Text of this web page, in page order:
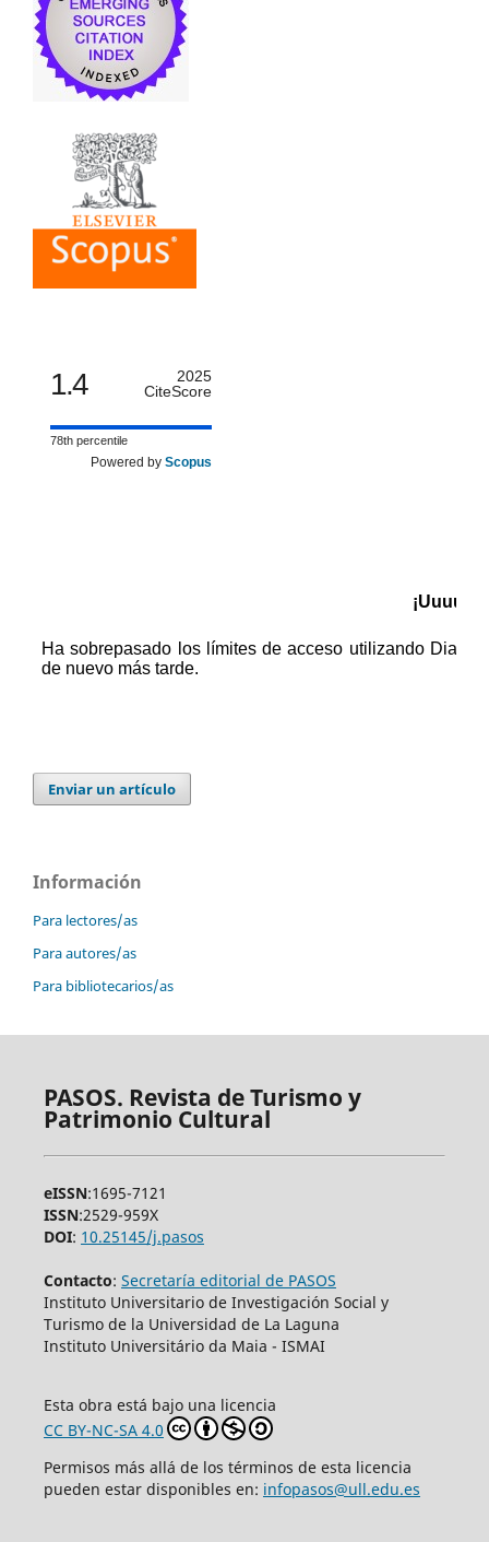
1.4
2025
CiteScore
78th percentile
Powered by Scopus
Enviar un artículo
Información
Para lectores/as
Para autores/as
Para bibliotecarios/as
PASOS. Revista de Turismo y
Patrimonio Cultural
eISSN:1695-7121
ISSN:2529-959X
DOI: 10.25145/j.pasos
Contacto: Secretaría editorial de PASOS
Instituto Universitario de Investigación Social y
Turismo de la Universidad de La Laguna
Instituto Universitário da Maia - ISMAI
Esta obra está bajo una licencia
CC BY-NC-SA 4.0
Permisos más allá de los términos de esta licencia
pueden estar disponibles en: infopasos@ull.edu.es